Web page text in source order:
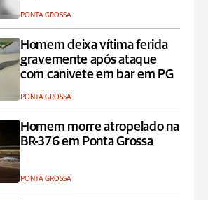
PONTA GROSSA
Homem deixa vítima ferida
gravemente após ataque
com canivete em bar em PG
PONTA GROSSA
Homem morre atropelado na
BR-376 em Ponta Grossa
PONTA GROSSA